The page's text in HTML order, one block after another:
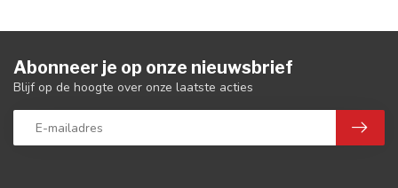
Abonneer je op onze nieuwsbrief
Blijf op de hoogte over onze laatste acties